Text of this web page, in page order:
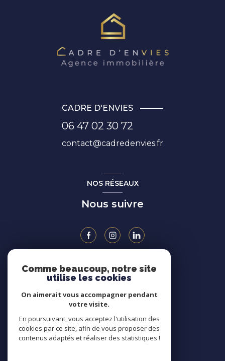
CADRE D'ENVIES
06 47 02 30 72
contact@cadredenvies.fr
NOS RÉSEAUX
Nous suivre
ADHÉRENTS
Comme beaucoup, notre site
utilise les cookies
On aimerait vous accompagner pendant
votre visite.
En poursuivant, vous acceptez l'utilisation des
cookies par ce site, afin de vous proposer des
contenus adaptés et réaliser des statistiques !